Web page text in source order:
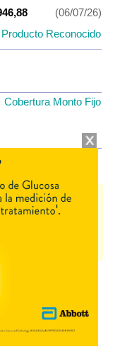
(06/07/26)
Producto Reconocido
Cobertura Monto Fijo
como
Argentinay cuenta